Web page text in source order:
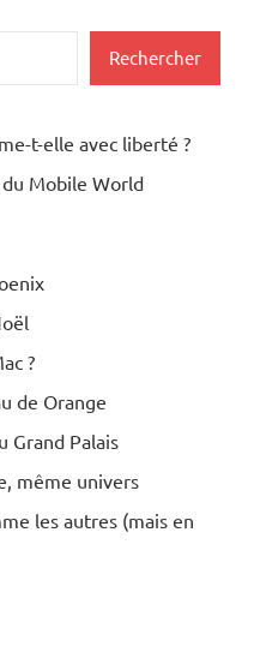
Rechercher
t-elle avec liberté ?
Mobile World
?
de Orange
Grand Palais
même univers
les autres (mais en